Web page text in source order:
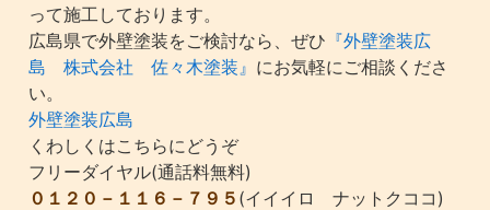
って施工しております。
広島県で外壁塗装をご検討なら、ぜひ 『外壁塗装広
島 株式会社 佐々木塗装』 にお気軽にご相談くださ
い。
外壁塗装広島
くわしくはこちらにどうぞ
フリーダイヤル(通話料無料)
０１２０－１１６－７９５ (イイイロ ナットクココ)